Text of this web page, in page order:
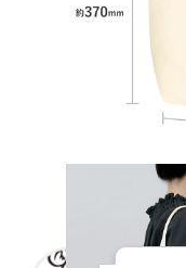
商品の使用イメー